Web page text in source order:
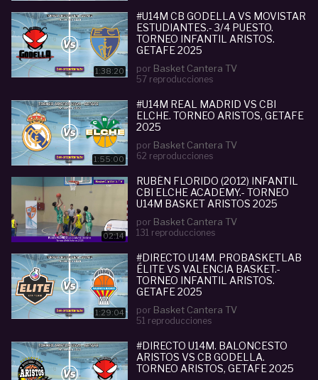
1:38:20
#U14M CB GODELLA VS MOVISTAR
ESTUDIANTES.- 3/4 PUESTO.
TORNEO INFANTIL ARISTOS.
GETAFE 2025
por Basket Cantera TV
57 reproducciones
1:55:00
#U14M REAL MADRID VS CBI
ELCHE. TORNEO ARISTOS, GETAFE
2025
por Basket Cantera TV
62 reproducciones
02:14
RUBÉN FLORIDO (2012) INFANTIL
CBI ELCHE ACADEMY.- TORNEO
U14M BASKET ARISTOS 2025
por Basket Cantera TV
131 reproducciones
1:29:04
#DIRECTO U14M. PROBASKETLAB
ÉLITE VS VALENCIA BASKET.-
TORNEO INFANTIL ARISTOS.
GETAFE 2025
por Basket Cantera TV
51 reproducciones
#DIRECTO U14M. BALONCESTO
ARISTOS VS CB GODELLA.
TORNEO ARISTOS, GETAFE 2025